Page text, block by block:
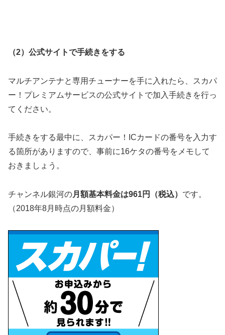
（2）公式サイトで手続きをする
マルチアンテナと専用チューナーを手に入れたら、スカパ
ー！プレミアムサービスの公式サイトで加入手続きを行っ
てください。
手続きをする最中に、スカパー！ICカードの番号を入力す
る箇所がありますので、事前に16ケタの番号をメモして
おきましょう。
チャンネル銀河の月額基本料金は961円（税込） です。
（2018年8月時点の月額料金）